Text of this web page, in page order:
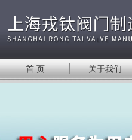
首 页 关于我们